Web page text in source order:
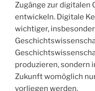
Zugänge zur digitalen
entwickeln. Digitale
wichtiger,
produzieren, sondern
Zukunft womöglich
vorliegen werden.